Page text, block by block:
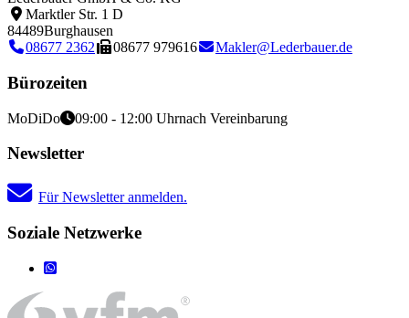
Marktler Str. 1 D
84489Burghausen
08677 2362
08677 979616 Makler@Lederbauer.de
Bürozeiten
MoDiDo 09:00 - 12:00 Uhrnach Vereinbarung
Newsletter
Für Newsletter anmelden.
Soziale Netzwerke